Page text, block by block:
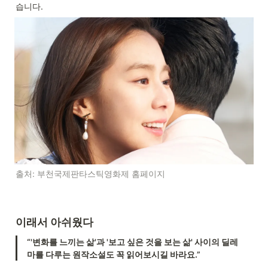
습니다.
출처: 부천국제판타스틱영화제 홈페이지
이래서 아쉬웠다
“'변화를 느끼는 삶'과 '보고 싶은 것을 보는 삶' 사이의 딜레
마를 다루는 원작소설도 꼭 읽어보시길 바라요.”